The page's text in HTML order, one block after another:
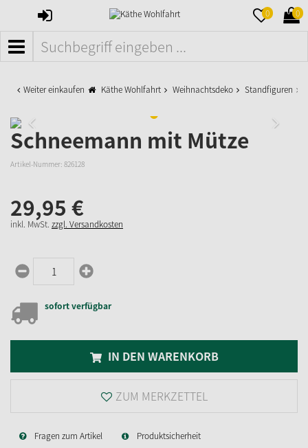
ANMELDEN 0 0
MENÜ
Weiter einkaufen Käthe Wohlfahrt Weihnachtsdeko Standfiguren
Schneemann mit Mütze
Artikel-Nummer: 826128
29,95 €
inkl. MwSt. zzgl. Versandkosten
sofort verfügbar
IN DEN WARENKORB
ZUM MERKZETTEL
Fragen zum Artikel Produktsicherheit